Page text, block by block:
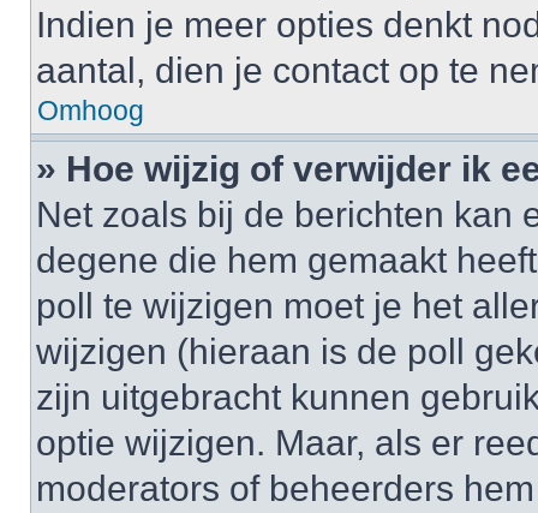
Indien je meer opties denkt
aantal, dien je contact op te
Omhoog
» Hoe wijzig of verwijder ik
Net zoals bij de berichten kan
degene die hem gemaakt
poll te wijzigen moet je het
wijzigen (hieraan is de poll
zijn uitgebracht kunnen
optie wijzigen. Maar, als er
moderators of beheerders